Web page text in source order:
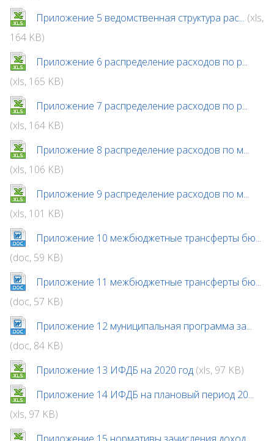
Приложение 5 ведомственная структура рас... (xls,
164 KB)
Приложение 6 распределение расходов по р...
(xls, 165 KB)
Приложение 7 распределение расходов по р...
(xls, 164 KB)
Приложение 8 распределение расходов по м...
(xls, 106 KB)
Приложение 9 распределение расходов по м...
(xls, 101 KB)
Приложение 10 межбюджетные трансферты бю...
(doc, 59 KB)
Приложение 11 межбюджетные трансферты бю...
(doc, 57 KB)
Приложение 12 муниципальная программа за...
(doc, 84 KB)
Приложение 13 ИФДБ на 2020 год (xls, 97 KB)
Приложение 14 ИФДБ на плановый период 20...
(xls, 97 KB)